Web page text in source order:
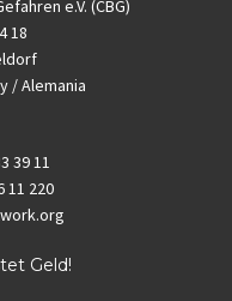
e.V. (CBG)
18
/ Alemania
39 11
11 220
Geld!